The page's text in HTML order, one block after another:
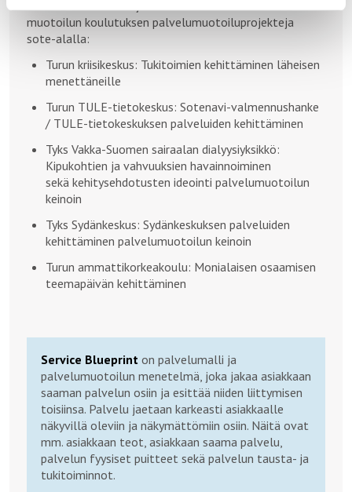
muotoilun koulutuksen palvelumuotoiluprojekteja
sote-alalla:
Turun kriisikeskus: Tukitoimien kehittäminen läheisen
menettäneille
Turun TULE-tietokeskus: Sotenavi-valmennushanke
/ TULE-tietokeskuksen palveluiden kehittäminen
Tyks Vakka-Suomen sairaalan dialyysiyksikkö:
Kipukohtien ja vahvuuksien havainnoiminen
sekä kehitysehdotusten ideointi palvelumuotoilun
keinoin
Tyks Sydänkeskus: Sydänkeskuksen palveluiden
kehittäminen palvelumuotoilun keinoin
Turun ammattikorkeakoulu: Monialaisen osaamisen
teemapäivän kehittäminen
Service Blueprint on palvelumalli ja
palvelumuotoilun menetelmä, joka jakaa asiakkaan
saaman palvelun osiin ja esittää niiden liittymisen
toisiinsa. Palvelu jaetaan karkeasti asiakkaalle
näkyvillä oleviin ja näkymättömiin osiin. Näitä ovat
mm. asiakkaan teot, asiakkaan saama palvelu,
palvelun fyysiset puitteet sekä palvelun tausta- ja
tukitoiminnot.